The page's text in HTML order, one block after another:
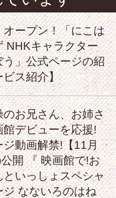
オープン！「にこは
NHKキャラクター
う」公式ページの紹
ビス紹介】
のお兄さん、お姉さ
館デビューを応援!
ジ動画解禁!【11月
開 『 映画館で!お
といっしょスペシャ
ジ なないろのはね